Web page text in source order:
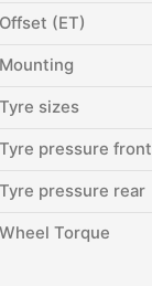
Offset (ET)
Mounting
Tyre sizes
Tyre pressure front
Tyre pressure rear
Wheel Torque